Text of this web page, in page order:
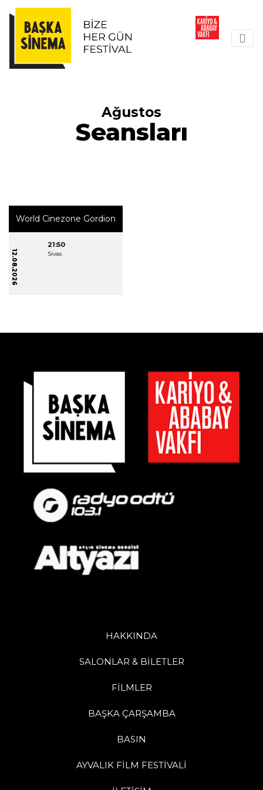
Ağustos
Seansları
World Cinezone Gordion
12.08.2026
21:50
Sivas
HAKKINDA
SALONLAR & BİLETLER
FİLMLER
BAŞKA ÇARŞAMBA
BASIN
AYVALIK FİLM FESTİVALİ